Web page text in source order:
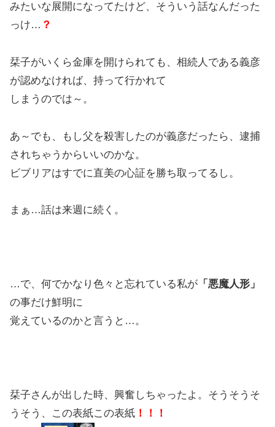
みたいな展開になってたけど、そういう話なんだった
っけ… ？
栞子がいくら金庫を開けられても、相続人である義彦
が認めなければ、持って行かれて
しまうのでは～。
あ～でも、もし父を殺害したのが義彦だったら、逮捕
されちゃうからいいのかな。
ビブリアはすでに直美の心証を勝ち取ってるし。
まぁ…話は来週に続く。
…で、何でかなり色々と忘れている私が 「悪魔人形」
の事だけ鮮明に
覚えているのかと言うと…。
栞子さんが出した時、興奮しちゃったよ。そうそうそ
うそう、この表紙この表紙 ！！！